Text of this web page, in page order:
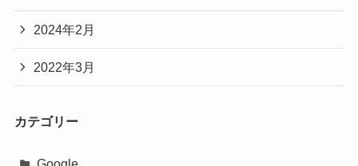
2024年2月
2022年3月
カテゴリー